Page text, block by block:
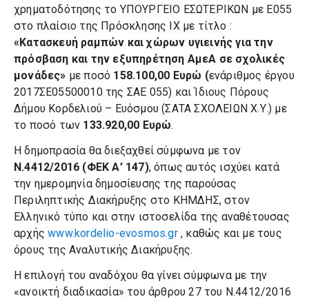
χρηματοδότησης το ΥΠΟΥΡΓΕΙΟ ΕΣΩΤΕΡΙΚΩΝ με Ε055
στο πλαίσιο της Πρόσκλησης ΙΧ με τίτλο :
«Κατασκευή ραμπών και χώρων υγιεινής για την
πρόσβαση και την εξυπηρέτηση ΑμεΑ σε σχολικές
μονάδες» με ποσό 158.100,00 Ευρώ (ενάριθμος έργου
2017ΣΕ05500010 της ΣΑΕ 055) και Ίδιους Πόρους
Δήμου Κορδελιού – Ευόσμου (ΣΑΤΑ ΣΧΟΛΕΙΩΝ Χ.Υ.) με
το ποσό των 133.920,00 Ευρώ.
Η δημοπρασία θα διεξαχθεί σύμφωνα με τον
Ν.4412/2016 (ΦΕΚ Α’ 147), όπως αυτός ισχύει κατά
την ημερομηνία δημοσίευσης της παρούσας
Περιληπτικής Διακήρυξης στο ΚΗΜΔΗΣ, στον
Ελληνικό τύπο και στην ιστοσελίδα της αναθέτουσας
αρχήςwww.kordelio-evosmos.gr, καθώς και με τους
όρους της Αναλυτικής Διακήρυξης.
Η επιλογή του αναδόχου θα γίνει σύμφωνα με την
«ανοικτή διαδικασία» του άρθρου 27 του Ν.4412/2016